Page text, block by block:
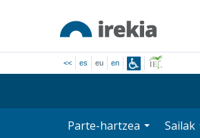
<< es eu en
Parte-hartzea Sailak